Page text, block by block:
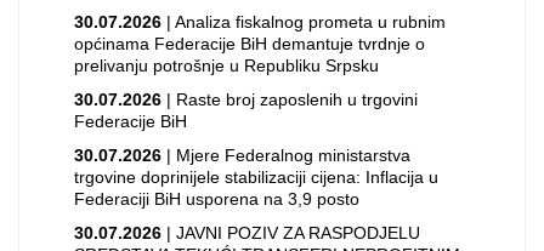
30.07.2026 | Analiza fiskalnog prometa u rubnim
općinama Federacije BiH demantuje tvrdnje o
prelivanju potrošnje u Republiku Srpsku
30.07.2026 | Raste broj zaposlenih u trgovini
Federacije BiH
30.07.2026 | Mjere Federalnog ministarstva
trgovine doprinijele stabilizaciji cijena: Inflacija u
Federaciji BiH usporena na 3,9 posto
30.07.2026 | JAVNI POZIV ZA RASPODJELU